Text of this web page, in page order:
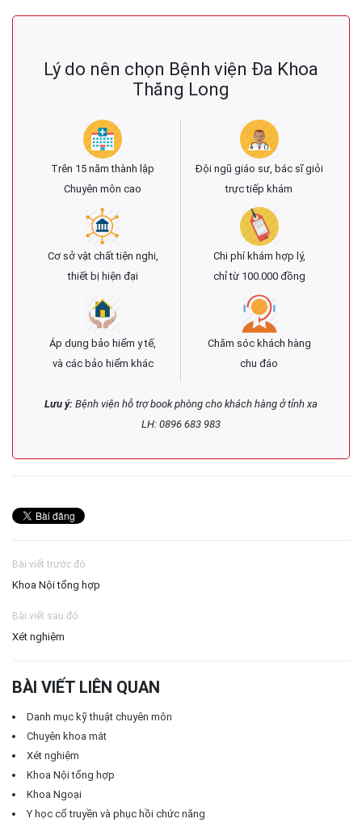
Lý do nên chọn Bệnh viện Đa Khoa
Thăng Long
Trên 15 năm thành lập
Chuyên môn cao
Đội ngũ giáo sư, bác sĩ giỏi
trực tiếp khám
Cơ sở vật chất tiện nghi,
thiết bị hiện đại
Chi phí khám hợp lý,
chỉ từ 100.000 đồng
Áp dụng bảo hiểm y tế,
và các bảo hiểm khác
Chăm sóc khách hàng
chu đáo
Lưu ý: Bệnh viện hỗ trợ book phòng cho khách hàng ở tỉnh xa
LH: 0896 683 983
Bài viết trước đó
Khoa Nội tổng hợp
Bài viết sau đó
Xét nghiệm
BÀI VIẾT LIÊN QUAN
Danh mục kỹ thuật chuyên môn
Chuyên khoa mắt
Xét nghiệm
Khoa Nội tổng hợp
Khoa Ngoại
Y học cổ truyền và phục hồi chức năng